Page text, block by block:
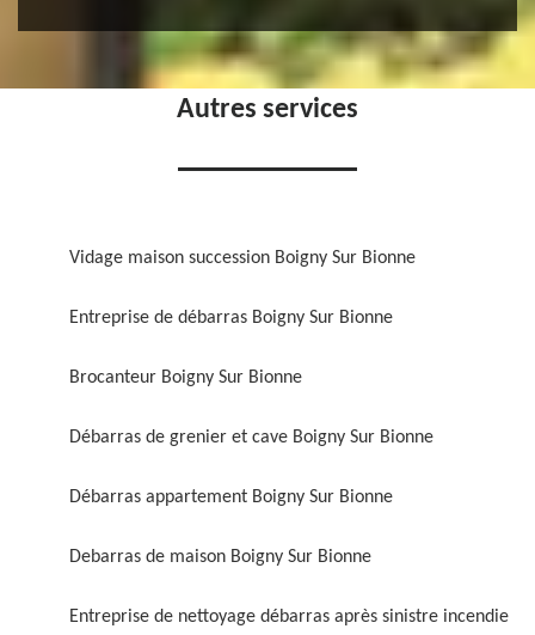
Autres services
Vidage maison succession Boigny Sur Bionne
Entreprise de débarras Boigny Sur Bionne
Brocanteur Boigny Sur Bionne
Débarras de grenier et cave Boigny Sur Bionne
Débarras appartement Boigny Sur Bionne
Debarras de maison Boigny Sur Bionne
Entreprise de nettoyage débarras après sinistre incendie